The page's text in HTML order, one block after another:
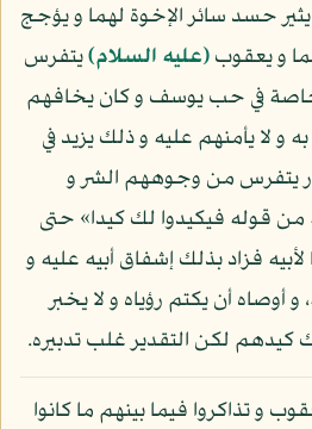
حسد سائر الإخوة لهما و يؤجج
و يعقوب(عليه السلام)يتفرس
خاصة في حب يوسف و كان يخافهم
و لا يأمنهم عليه و ذلك يزيد في
من وجوههم الشر و
من قوله فيكيدوا لك كيدا» حتى
فزاد بذلك إشفاق أبيه عليه و
أوصاه أن يكتم رؤياه و لا يخبر
كيدهم لكن التقدير غلب تدبيره.
و تذاكروا فيما بينهم ما كانوا